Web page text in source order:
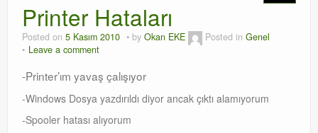
Printer Hataları
Posted on 5 Kasım 2010 by Okan EKE Posted in Genel
Leave a comment
-Printer’ım yavaş çalışıyor
-Windows Dosya yazdırıldı diyor ancak çıktı alamıyorum
-Spooler hatası alıyorum